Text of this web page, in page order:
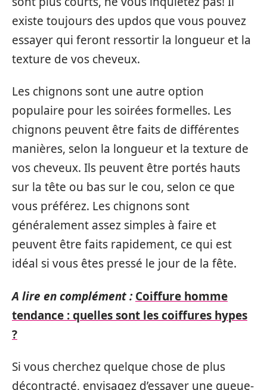
existe toujours des updos que vous pouvez
essayer qui feront ressortir la longueur et la
texture de vos cheveux.
Les chignons sont une autre option
populaire pour les soirées formelles. Les
chignons peuvent être faits de différentes
manières, selon la longueur et la texture de
vos cheveux. Ils peuvent être portés hauts
sur la tête ou bas sur le cou, selon ce que
vous préférez. Les chignons sont
généralement assez simples à faire et
peuvent être faits rapidement, ce qui est
idéal si vous êtes pressé le jour de la fête.
A lire en complément : Coiffure homme
tendance : quelles sont les coiffures hypes
?
Si vous cherchez quelque chose de plus
décontracté, envisagez d’essayer une queue-